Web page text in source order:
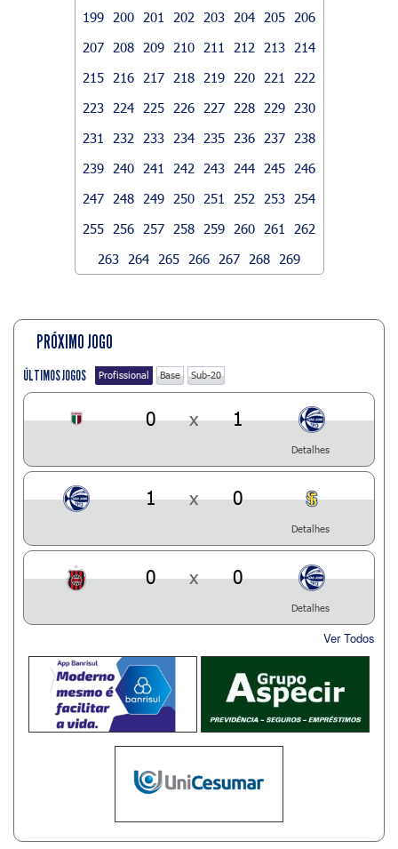
199
200 201 202 203 204 205
206
207
208 209 210 211 212 213
214
215
216 217 218 219 220 221
222
223
224 225 226 227 228 229
230
231
232 233 234 235 236 237
238
239
240 241 242 243 244 245
246
247
248 249 250 251 252 253
254
255
256 257 258 259 260 261
262
263
264 265 266 267 268 269
PRÓXIMO JOGO
ÚLTIMOS JOGOS Profissional Base Sub-20
0 x 1
Detalhes
1 x 0
Detalhes
0 x 0
Detalhes
Ver Todos